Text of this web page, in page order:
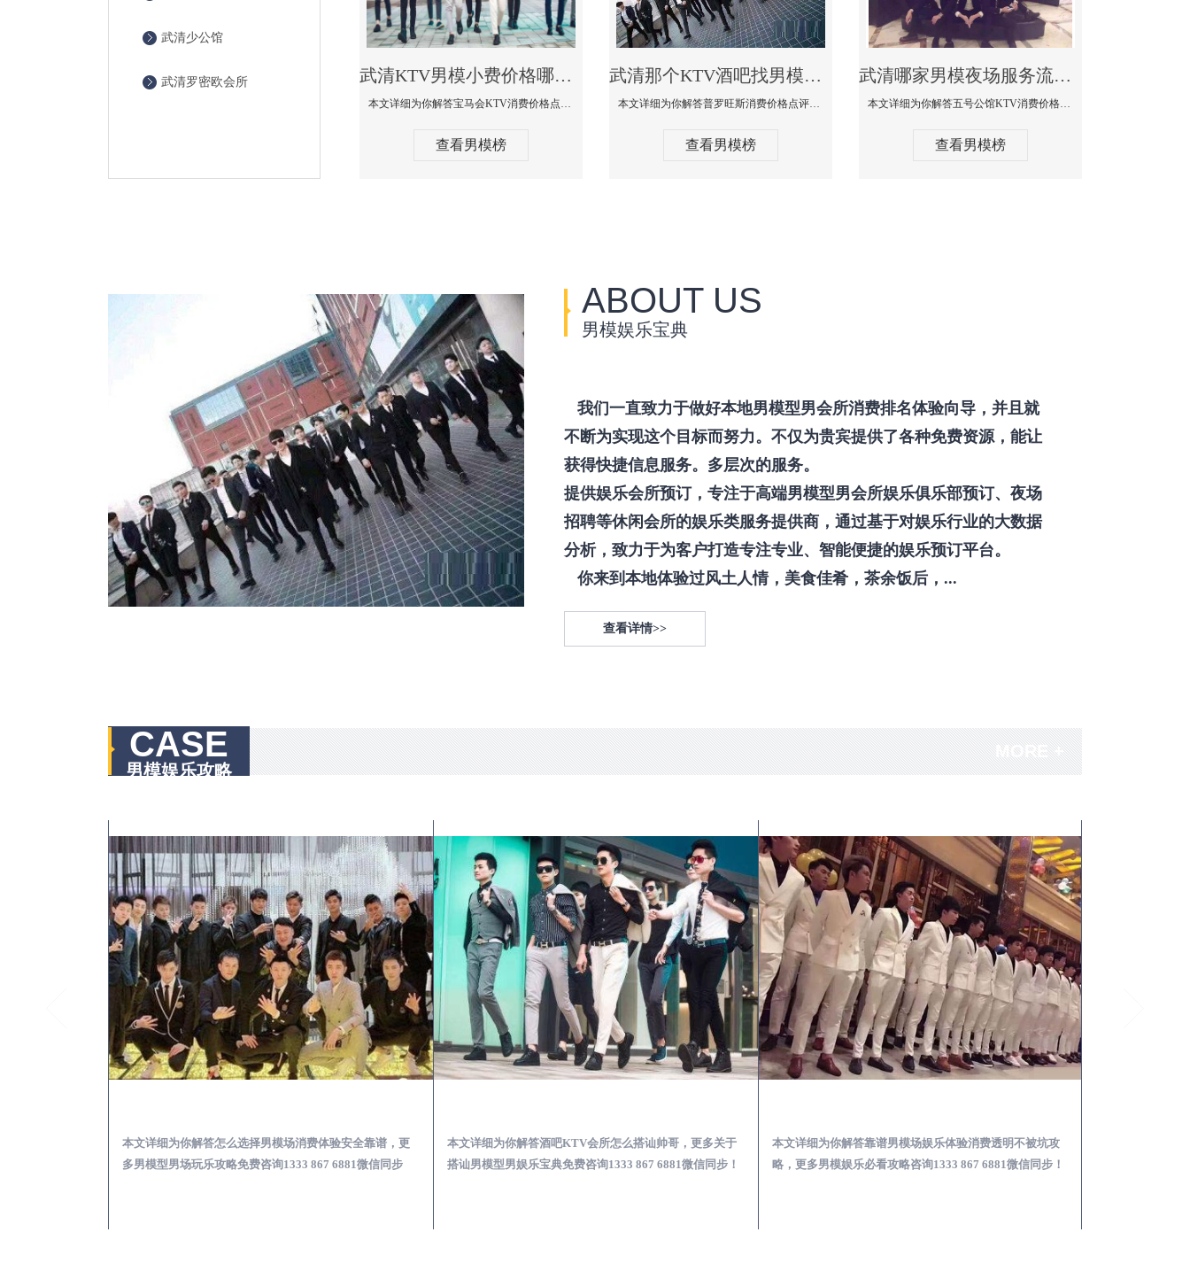
武清少公馆
武清罗密欧会所 武清KTV男模小费价格哪家便宜-宝马会KTV消费口碑点评
本文详细为你解答宝马会KTV消费价格点评，更多关于KTV男模小费价格哪家便宜免费咨询1333 867 6881微信同步！
查看男模榜
武清那个KTV酒吧找男模帅哥男妓多-普罗旺斯KTV真实口碑点评
本文详细为你解答普罗旺斯消费价格点评，更多关于那个KTV酒吧找男模帅哥最多免费咨询1333 867 6881微信同步！
查看男模榜
武清哪家男模夜场服务流程全面-五号公馆KTV消费价格点评
本文详细为你解答五号公馆KTV消费价格，更多关于哪家男模夜场服务流程全面免费咨询1333 867 6881微信同步！
查看男模榜
ABOUT US
男模娱乐宝典
我们一直致力于做好本地男模型男会所消费排名体验向导，并且就
不断为实现这个目标而努力。不仅为贵宾提供了各种免费资源，能让
获得快捷信息服务。多层次的服务。
提供娱乐会所预订，专注于高端男模型男会所娱乐俱乐部预订、夜场
招聘等休闲会所的娱乐类服务提供商，通过基于对娱乐行业的大数据
分析，致力于为客户打造专注专业、智能便捷的娱乐预订平台。
你来到本地体验过风土人情，美食佳肴，茶余饭后，...
查看详情>>
CASE
男模娱乐攻略
本文详细为你解答怎么选择男模场消费体验安全靠谱，更
多男模型男场玩乐攻略免费咨询1333 867 6881微信同步
本文详细为你解答酒吧KTV会所怎么搭讪帅哥，更多关于
搭讪男模型男娱乐宝典免费咨询1333 867 6881微信同步！
本文详细为你解答靠谱男模场娱乐体验消费透明不被坑攻
略，更多男模娱乐必看攻略咨询1333 867 6881微信同步！